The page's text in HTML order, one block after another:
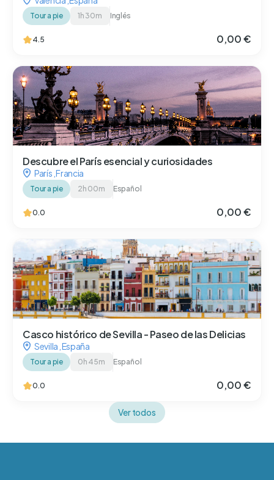
Tour a pie 1h 30m Inglés
4.5 0,00 €
Descubre el París esencial y curiosidades
París Francia
Tour a pie 2h 00m Español
0.0 0,00 €
Casco histórico de Sevilla - Paseo de las Delicias
Sevilla España
Tour a pie 0h 45m Español
0.0 0,00 €
Ver todos